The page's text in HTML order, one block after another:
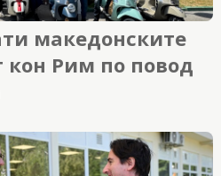
македонските
кон Рим по повод